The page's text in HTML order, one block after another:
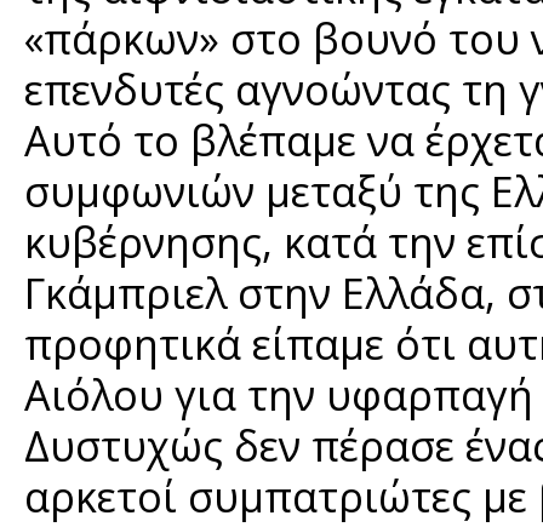
«πάρκων» στο βουνό του
επενδυτές αγνοώντας τη
Αυτό το βλέπαμε να
συμφωνιών μεταξύ της
κυβέρνησης, κατά την
Γκάμπριελ στην Ελλάδα,
προφητικά είπαμε ότι
Αιόλου για την
Δυστυχώς δεν πέρασε
αρκετοί συμπατριώτες με